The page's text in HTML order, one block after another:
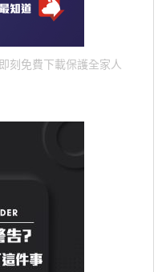
刻免費下載保護全家人